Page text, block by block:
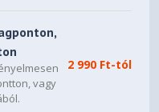
vagy
2 990 Ft-tól